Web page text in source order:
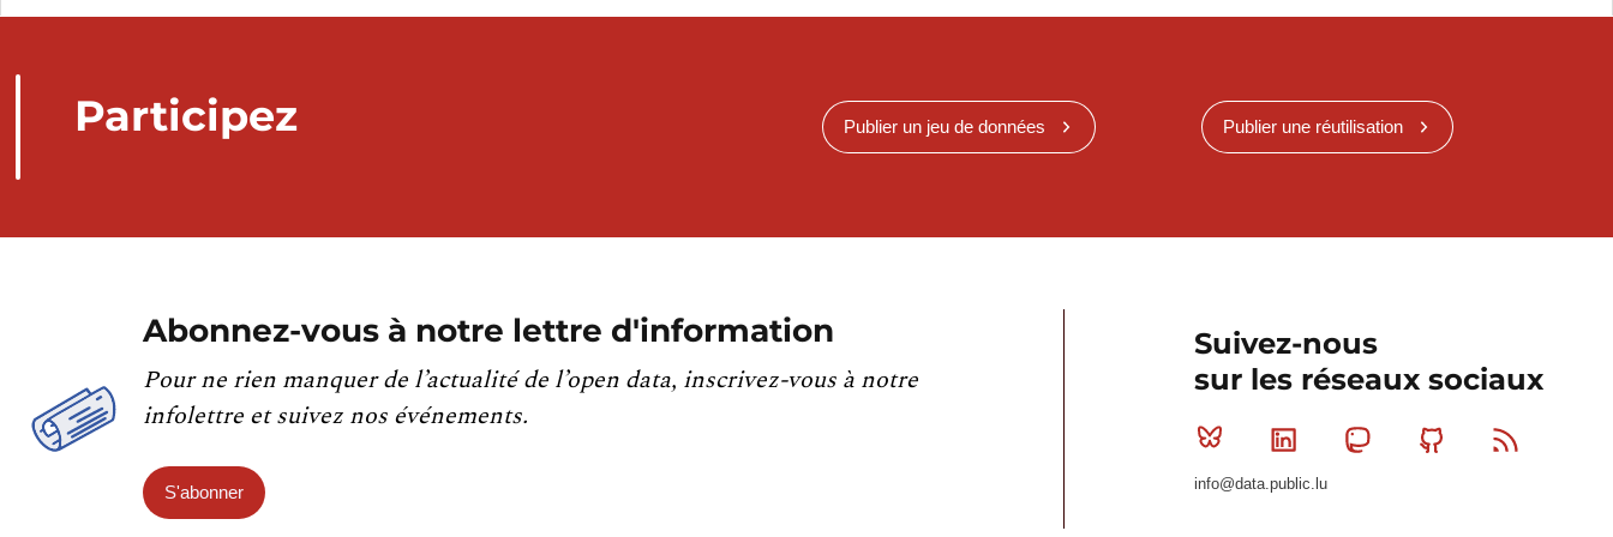
Participez Publier un jeu de données Publier une réutilisation
Abonnez-vous à notre lettre d'information
Pour ne rien manquer de l’actualité de l’open data, inscrivez-vous à notre
infolettre et suivez nos événements.
S'abonner
Suivez-nous
sur les réseaux sociaux
Bluesky Linkedin MastodonGithub
info@data.public.lu